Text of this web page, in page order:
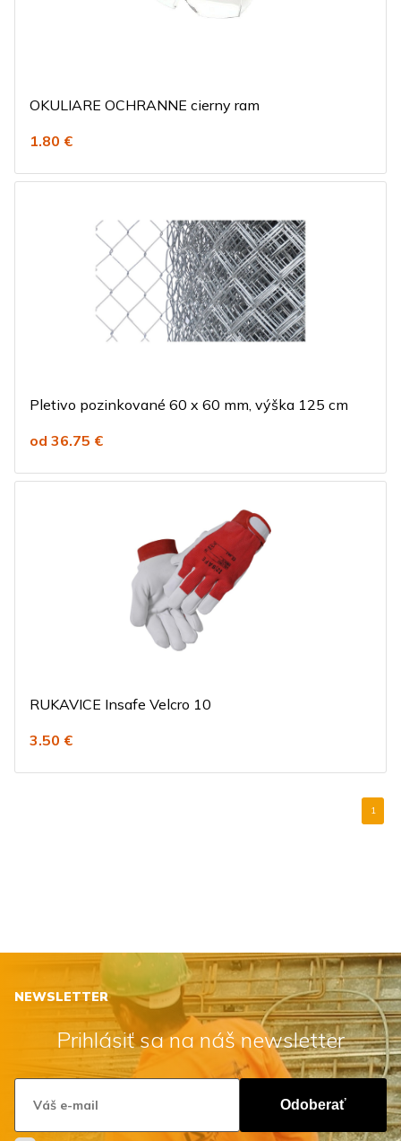
OKULIARE OCHRANNE cierny ram
1.80 €
Pletivo pozinkované 60 x 60 mm, výška 125 cm
od 36.75 €
RUKAVICE Insafe Velcro 10
3.50 €
1
NEWSLETTER
Prihlásiť sa na náš newsletter
Odoberať